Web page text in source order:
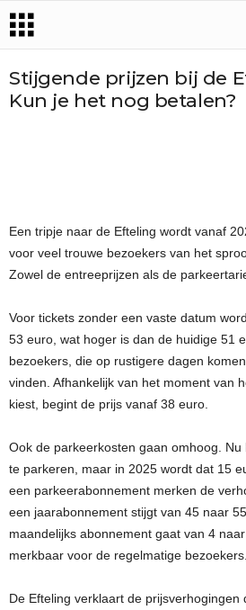
Stijgende prijzen bij de
Kun je het nog betalen?
Een tripje naar de Efteling wordt vanaf
voor veel trouwe bezoekers van het
Zowel de entreeprijzen als de
Voor tickets zonder een vaste datum
53 euro, wat hoger is dan de huidige 51
bezoekers, die op rustigere dagen
vinden. Afhankelijk van het moment van
kiest, begint de prijs vanaf 38 euro.
Ook de parkeerkosten gaan omhoog.
te parkeren, maar in 2025 wordt dat 15
een parkeerabonnement merken de
een jaarabonnement stijgt van 45 naar
maandelijks abonnement gaat van 4
merkbaar voor de regelmatige bezoekers.
De Efteling verklaart de prijsverhogingen